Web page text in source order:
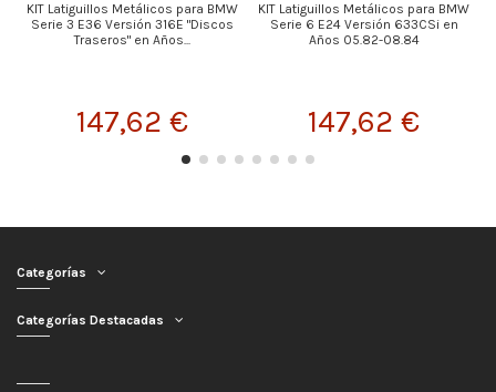
KIT Latiguillos Metálicos para BMW
Serie 3 E36 Versión 316E "Discos
Traseros" en Años...
147,62 €
KIT Latiguillos Metálicos para BMW
Serie 6 E24 Versión 633CSi en
Años 05.82-08.84
147,62 €
Categorías
Categorías Destacadas